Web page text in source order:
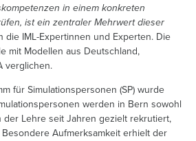
in einem konkreten
ist ein zentraler Mehrwert dieser
die IML-Expertinnen und Experten. Die
mit Modellen aus Deutschland,
verglichen.
für Simulationspersonen (SP) wurde
werden in Bern sowohl
der Lehre seit Jahren gezielt rekrutiert,
Aufmerksamkeit erhielt der